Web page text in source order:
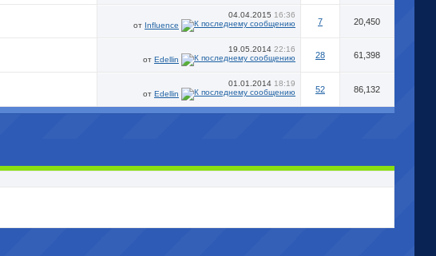
04.04.2015 16:36
от Influence 7 20,450
19.05.2014 22:16
от Edellin 28 61,398
01.01.2014 18:19
от Edellin 52 86,132